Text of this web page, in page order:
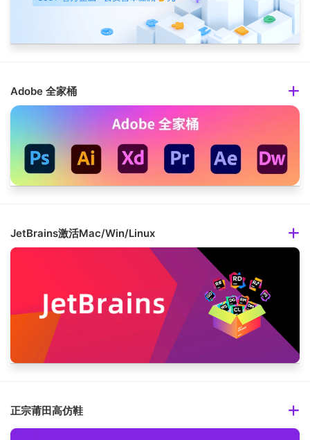
Adobe 全家桶
JetBrains激活Mac/Win/Linux
正宗莆田高仿鞋